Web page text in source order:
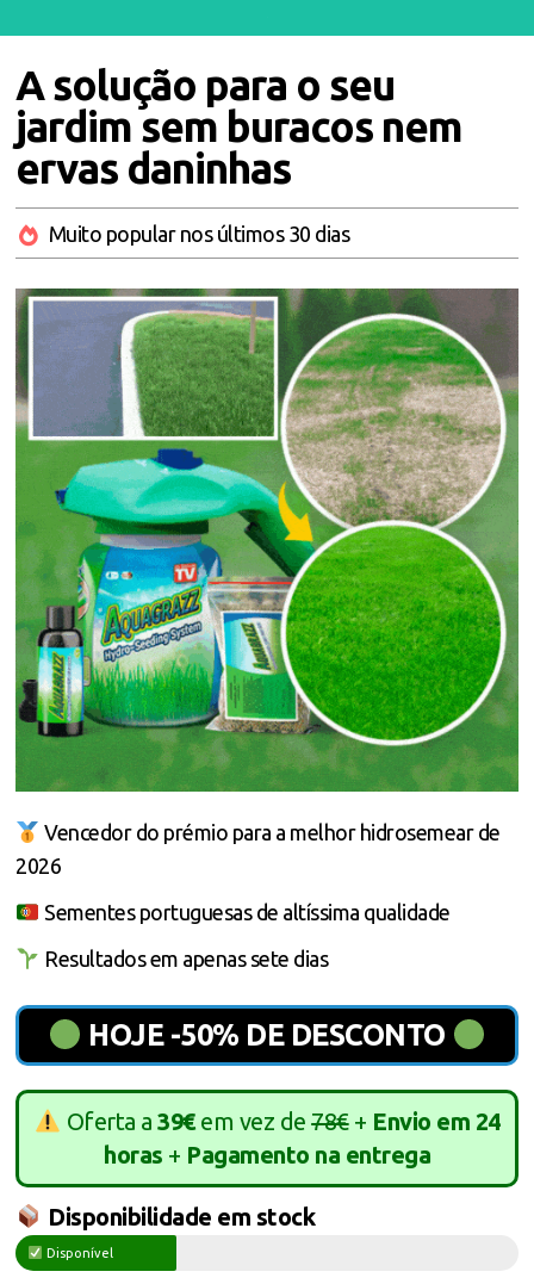
A solução para o seu
jardim sem buracos nem
ervas daninhas
Muito popular nos últimos 30 dias
Vencedor do prémio para a melhor hidrosemear de
2026
Sementes portuguesas de altíssima qualidade
Resultados em apenas sete dias
HOJE -50% DE DESCONTO
Oferta a39€em vez de78€+ Envio em 24
horas + Pagamento na entrega
Disponibilidade em stock
Disponível